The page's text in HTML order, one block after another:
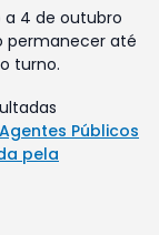
a 4 de outubro
permanecer até
turno.
Públicos
pela